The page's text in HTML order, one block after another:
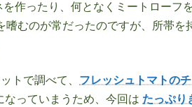
作ったり、何となくミートローフ
むのが常だったのですが、所帯を
トで調べて、 フレッシュトマトの
っていまうため、今回は たっぷり